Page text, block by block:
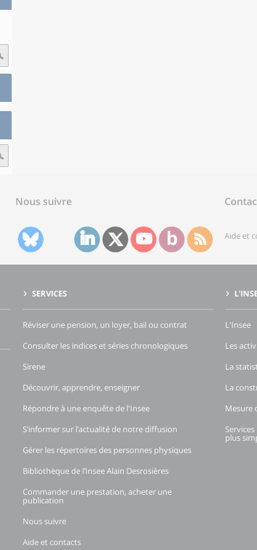
Nous suivre
Aide et
SERVICES
Réviser une pension, un loyer, bail ou contrat
Consulter les indices et séries chronologiques
Sirene
Découvrir, apprendre, enseigner
Répondre à une enquête de l'Insee
S’informer sur l’actualité de notre diffusion
Gérer les répertoires des personnes physiques
Bibliothèque de l’Insee Alain Desrosières
Commander une prestation, acheter une
publication
Nous suivre
Aide et contacts
L'Insee
Les
La
La
Mesure
plus